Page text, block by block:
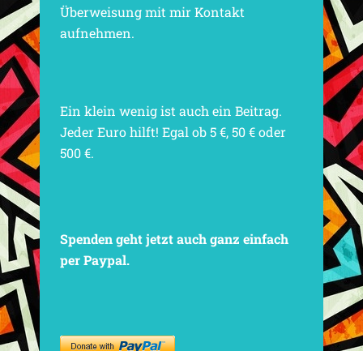
Überweisung mit mir Kontakt
aufnehmen.
Ein klein wenig ist auch ein Beitrag.
Jeder Euro hilft! Egal ob 5 €, 50 € oder
500 €.
Spenden geht jetzt auch ganz einfach
per Paypal.